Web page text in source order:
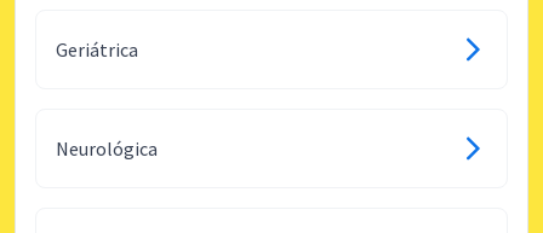
Geriátrica
Neurológica